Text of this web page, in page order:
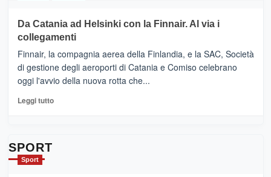
tappe
dell’enoturismo
sull’Etna
RANDAZZO
–
Ci
siamo
quasi….
pronti
per
Da Catania ad Helsinki con la Finnair. Al via i
collegamenti
Finnair, la compagnia aerea della Finlandia, e la SAC, Società
di gestione degli aeroporti di Catania e Comiso celebrano
oggi l'avvio della nuova rotta che...
Leggi tuttoLeggi
SPORT
Sport